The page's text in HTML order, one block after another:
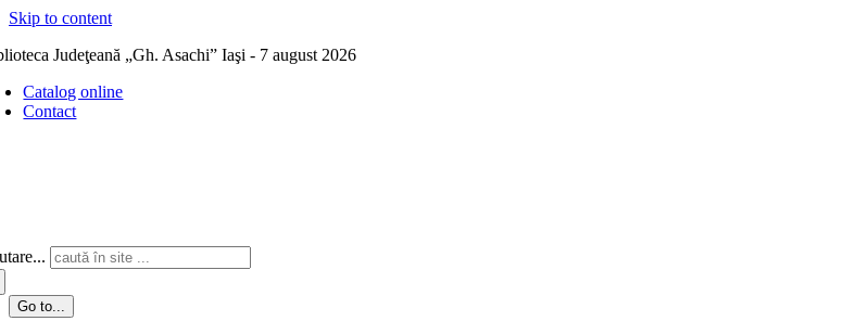
Skip to content
Judeţeană „Gh. Asachi” Iaşi - 7 august 2026
Catalog online
Contact
Go to...